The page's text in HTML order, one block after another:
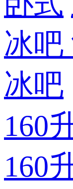
冰吧
冰吧
160
160